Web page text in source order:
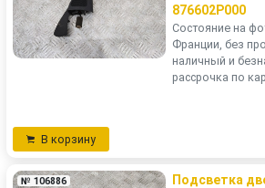
876602P000
Состояние на
Франции, без
наличный и
рассрочка по
В корзину
№ 106886
Подсветка